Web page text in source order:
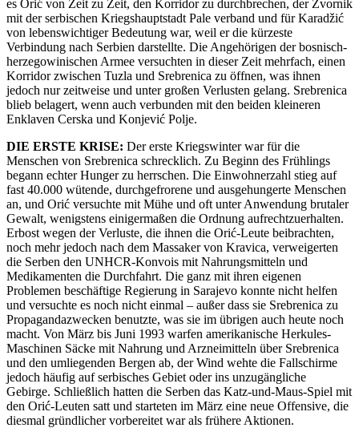
es Orić von Zeit zu Zeit, den Korridor zu durchbrechen, der Zvornik
mit der serbischen Kriegshauptstadt Pale verband und für Karadžić
von lebenswichtiger Bedeutung war, weil er die kürzeste
Verbindung nach Serbien darstellte. Die Angehörigen der bosnisch-
herzegowinischen Armee versuchten in dieser Zeit mehrfach, einen
Korridor zwischen Tuzla und Srebrenica zu öffnen, was ihnen
jedoch nur zeitweise und unter großen Verlusten gelang. Srebrenica
blieb belagert, wenn auch verbunden mit den beiden kleineren
Enklaven Cerska und Konjević Polje.
DIE ERSTE KRISE: Der erste Kriegswinter war für die
Menschen von Srebrenica schrecklich. Zu Beginn des Frühlings
begann echter Hunger zu herrschen. Die Einwohnerzahl stieg auf
fast 40.000 wütende, durchgefrorene und ausgehungerte Menschen
an, und Orić versuchte mit Mühe und oft unter Anwendung brutaler
Gewalt, wenigstens einigermaßen die Ordnung aufrechtzuerhalten.
Erbost wegen der Verluste, die ihnen die Orić-Leute beibrachten,
noch mehr jedoch nach dem Massaker von Kravica, verweigerten
die Serben den UNHCR-Konvois mit Nahrungsmitteln und
Medikamenten die Durchfahrt. Die ganz mit ihren eigenen
Problemen beschäftige Regierung in Sarajevo konnte nicht helfen
und versuchte es noch nicht einmal – außer dass sie Srebrenica zu
Propagandazwecken benutzte, was sie im übrigen auch heute noch
macht. Von März bis Juni 1993 warfen amerikanische Herkules-
Maschinen Säcke mit Nahrung und Arzneimitteln über Srebrenica
und den umliegenden Bergen ab, der Wind wehte die Fallschirme
jedoch häufig auf serbisches Gebiet oder ins unzugängliche
Gebirge. Schließlich hatten die Serben das Katz-und-Maus-Spiel mit
den Orić-Leuten satt und starteten im März eine neue Offensive, die
diesmal gründlicher vorbereitet war als frühere Aktionen.